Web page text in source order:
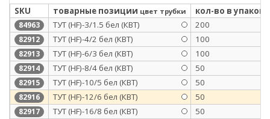
SKU товарные позиции цвет трубки кол-во в
84963 ТУТ (HF)-3/1.5 бел (КВТ) 200
82912 ТУТ (HF)-4/2 бел (КВТ) 100
82913 ТУТ (HF)-6/3 бел (КВТ) 100
82914 ТУТ (HF)-8/4 бел (КВТ) 50
82915 ТУТ (HF)-10/5 бел (КВТ) 50
82916 ТУТ (HF)-12/6 бел (КВТ) 50
82917 ТУТ (HF)-16/8 бел (КВТ) 50